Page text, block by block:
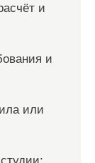
и
и
или